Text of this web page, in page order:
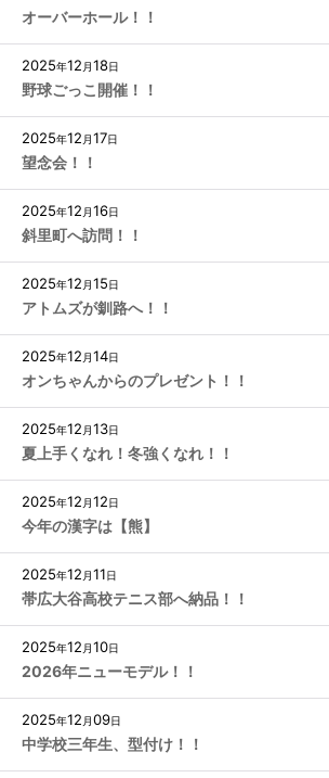
オーバーホール！！
2025年12 月18日
野球ごっこ開催！！
2025年12 月17日
望念会！！
2025年12 月16日
斜里町へ訪問！！
2025年12 月15日
アトムズが釧路へ！！
2025年12 月14日
オンちゃんからのプレゼント！！
2025年12 月13日
夏上手くなれ！冬強くなれ！！
2025年12 月12日
今年の漢字は【熊】
2025年12 月11日
帯広大谷高校テニス部へ納品！！
2025年12 月10日
2026年ニューモデル！！
2025年12 月09日
中学校三年生、型付け！！